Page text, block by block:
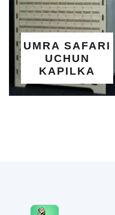
SAFARI
UCHUN
KAPILKA